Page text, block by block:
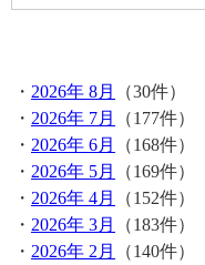
・ 2026年 8月
（30件）
・ 2026年 7月
（177件）
・ 2026年 6月
（168件）
・ 2026年 5月
（169件）
・ 2026年 4月
（152件）
・ 2026年 3月
（183件）
・ 2026年 2月
（140件）